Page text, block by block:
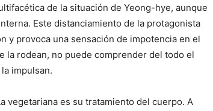
de la situación de Yeong-hye, aunque
Este distanciamiento de la protagonista
y provoca una sensación de impotencia en el
la rodean, no puede comprender del todo el
impulsan.
vegetariana es su tratamiento del cuerpo. A